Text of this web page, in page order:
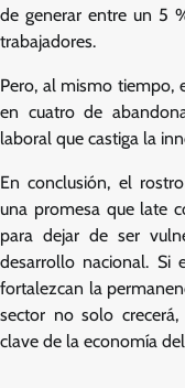
de generar entre un 5
trabajadores.
Pero, al mismo tiempo,
en cuatro de
laboral que castiga la
En conclusión, el
una promesa que late
para dejar de ser
desarrollo nacional. Si
fortalezcan la
sector no solo
clave de la economía